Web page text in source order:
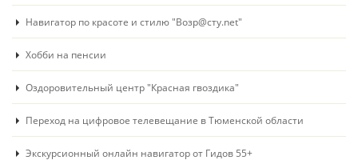
Навигатор по красоте и стилю "Возр@сту.net"
Хобби на пенсии
Оздоровительный центр "Красная гвоздика"
Переход на цифровое телевещание в Тюменской области
Экскурсионный онлайн навигатор от Гидов 55+